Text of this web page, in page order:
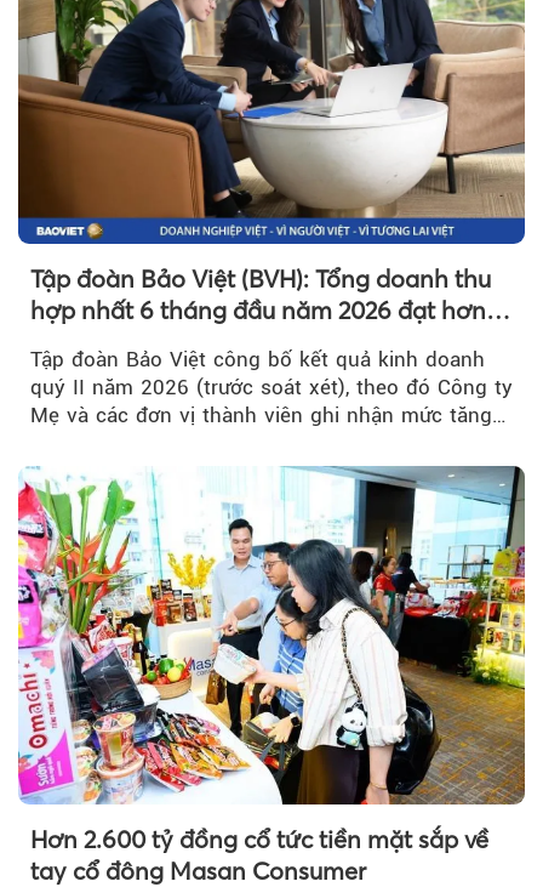
Tập đoàn Bảo Việt (BVH): Tổng doanh thu
hợp nhất 6 tháng đầu năm 2026 đạt hơn
Tập đoàn Bảo Việt công bố kết quả kinh doanh
quý II năm 2026 (trước soát xét), theo đó Công ty
Mẹ và các đơn vị thành viên ghi nhận mức tăng
Hơn 2.600 tỷ đồng cổ tức tiền mặt sắp về
tay cổ đông Masan Consumer